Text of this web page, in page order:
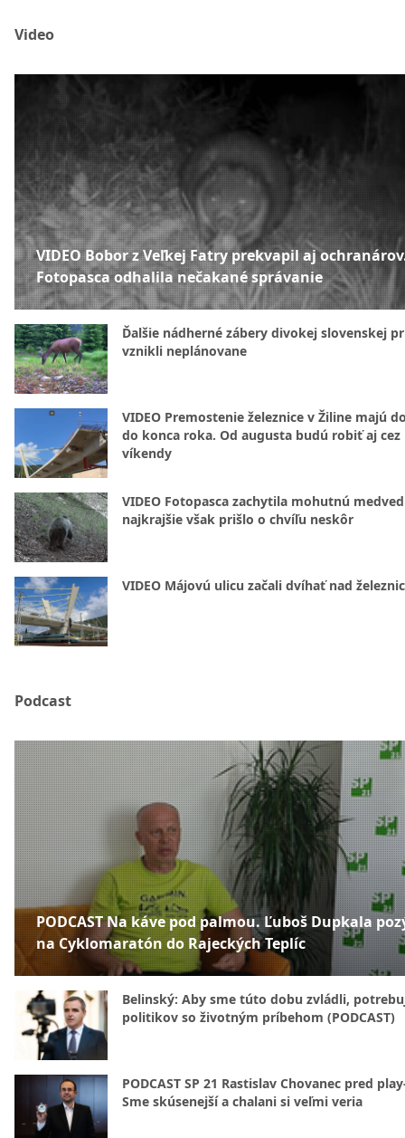
Video
VIDEO Bobor z Veľkej Fatry prekvapil aj
Fotopasca odhalila nečakané správanie
Ďalšie nádherné zábery divokej slovenskej
vznikli neplánovane
VIDEO Premostenie železnice v Žiline majú
do konca roka. Od augusta budú robiť aj cez
víkendy
VIDEO Fotopasca zachytila mohutnú
najkrajšie však prišlo o chvíľu neskôr
VIDEO Májovú ulicu začali dvíhať nad
Podcast
PODCAST Na káve pod palmou. Ľuboš Dupkala
na Cyklomaratón do Rajeckých Teplíc
Belinský: Aby sme túto dobu zvládli,
politikov so životným príbehom (PODCAST)
PODCAST SP 21 Rastislav Chovanec pred
Sme skúsenejší a chalani si veľmi veria